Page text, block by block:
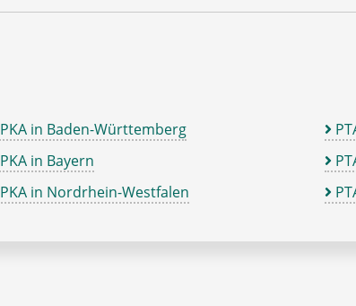
PKA in Baden-Württemberg
PKA in Bayern
PKA in Nordrhein-Westfalen